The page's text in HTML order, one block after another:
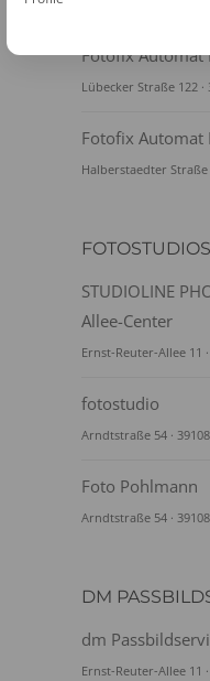
Fotofix Automat
Lübecker Straße 122
Fotofix Automat
Halberstaedter Straße
FOTOSTUDIOS
STUDIOLINE
Allee-Center
Ernst-Reuter-Allee 11
fotostudio
Arndtstraße 54 ·
Foto Pohlmann
Arndtstraße 54 ·
DM
dm
Ernst-Reuter-Allee 11